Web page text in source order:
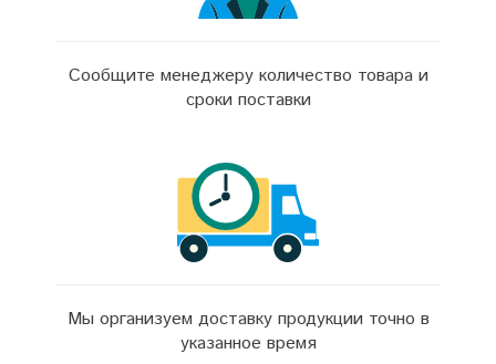
Сообщите менеджеру количество товара и
сроки поставки
Мы организуем доставку продукции точно в
указанное время